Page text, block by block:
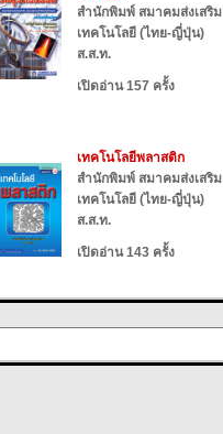
สำนักพิมพ์ สมาคมส่งเสริม
เทคโนโลยี (ไทย-ญี่ปุ่น)
ส.ส.ท.
เปิดอ่าน 157 ครั้ง
เทคโนโลยีพลาสติก
สำนักพิมพ์ สมาคมส่งเสริม
เทคโนโลยี (ไทย-ญี่ปุ่น)
ส.ส.ท.
เปิดอ่าน 143 ครั้ง